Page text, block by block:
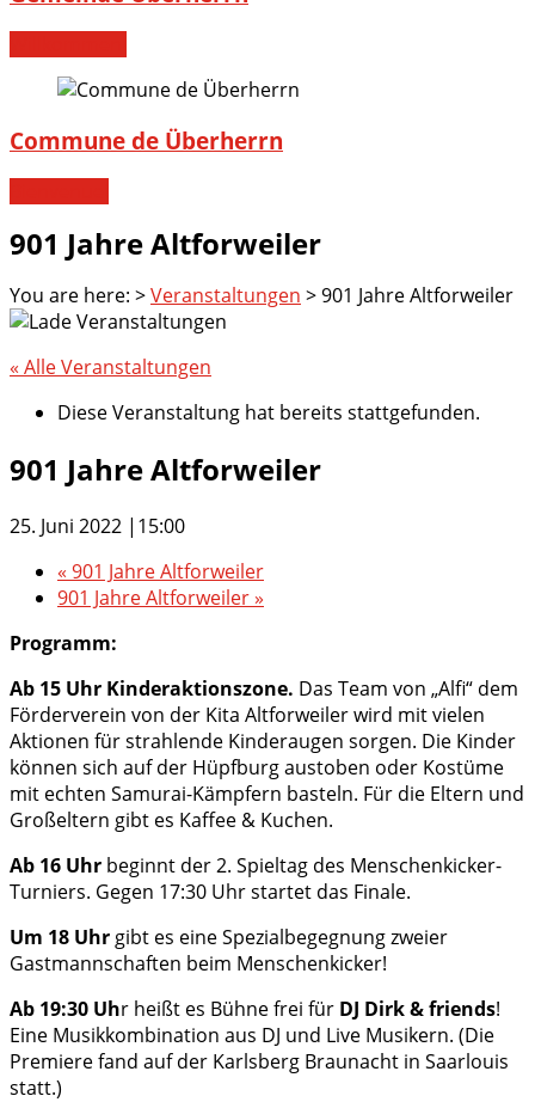
Commune de Überherrn
901 Jahre Altforweiler
You are here: >Veranstaltungen >901 Jahre Altforweiler
« Alle Veranstaltungen
Diese Veranstaltung hat bereits stattgefunden.
901 Jahre Altforweiler
25. Juni 2022 |15:00
« 901 Jahre Altforweiler
901 Jahre Altforweiler»
Programm:
Ab 15 Uhr Kinderaktionszone. Das Team von „Alfi“ dem
Förderverein von der Kita Altforweiler wird mit vielen
Aktionen für strahlende Kinderaugen sorgen. Die Kinder
können sich auf der Hüpfburg austoben oder Kostüme
mit echten Samurai-Kämpfern basteln. Für die Eltern und
Großeltern gibt es Kaffee & Kuchen.
Ab 16 Uhr beginnt der 2. Spieltag des Menschenkicker-
Turniers. Gegen 17:30 Uhr startet das Finale.
Um 18 Uhr gibt es eine Spezialbegegnung zweier
Gastmannschaften beim Menschenkicker!
Ab 19:30 Uhr heißt es Bühne frei für DJ Dirk & friends!
Eine Musikkombination aus DJ und Live Musikern. (Die
Premiere fand auf der Karlsberg Braunacht in Saarlouis
statt.)